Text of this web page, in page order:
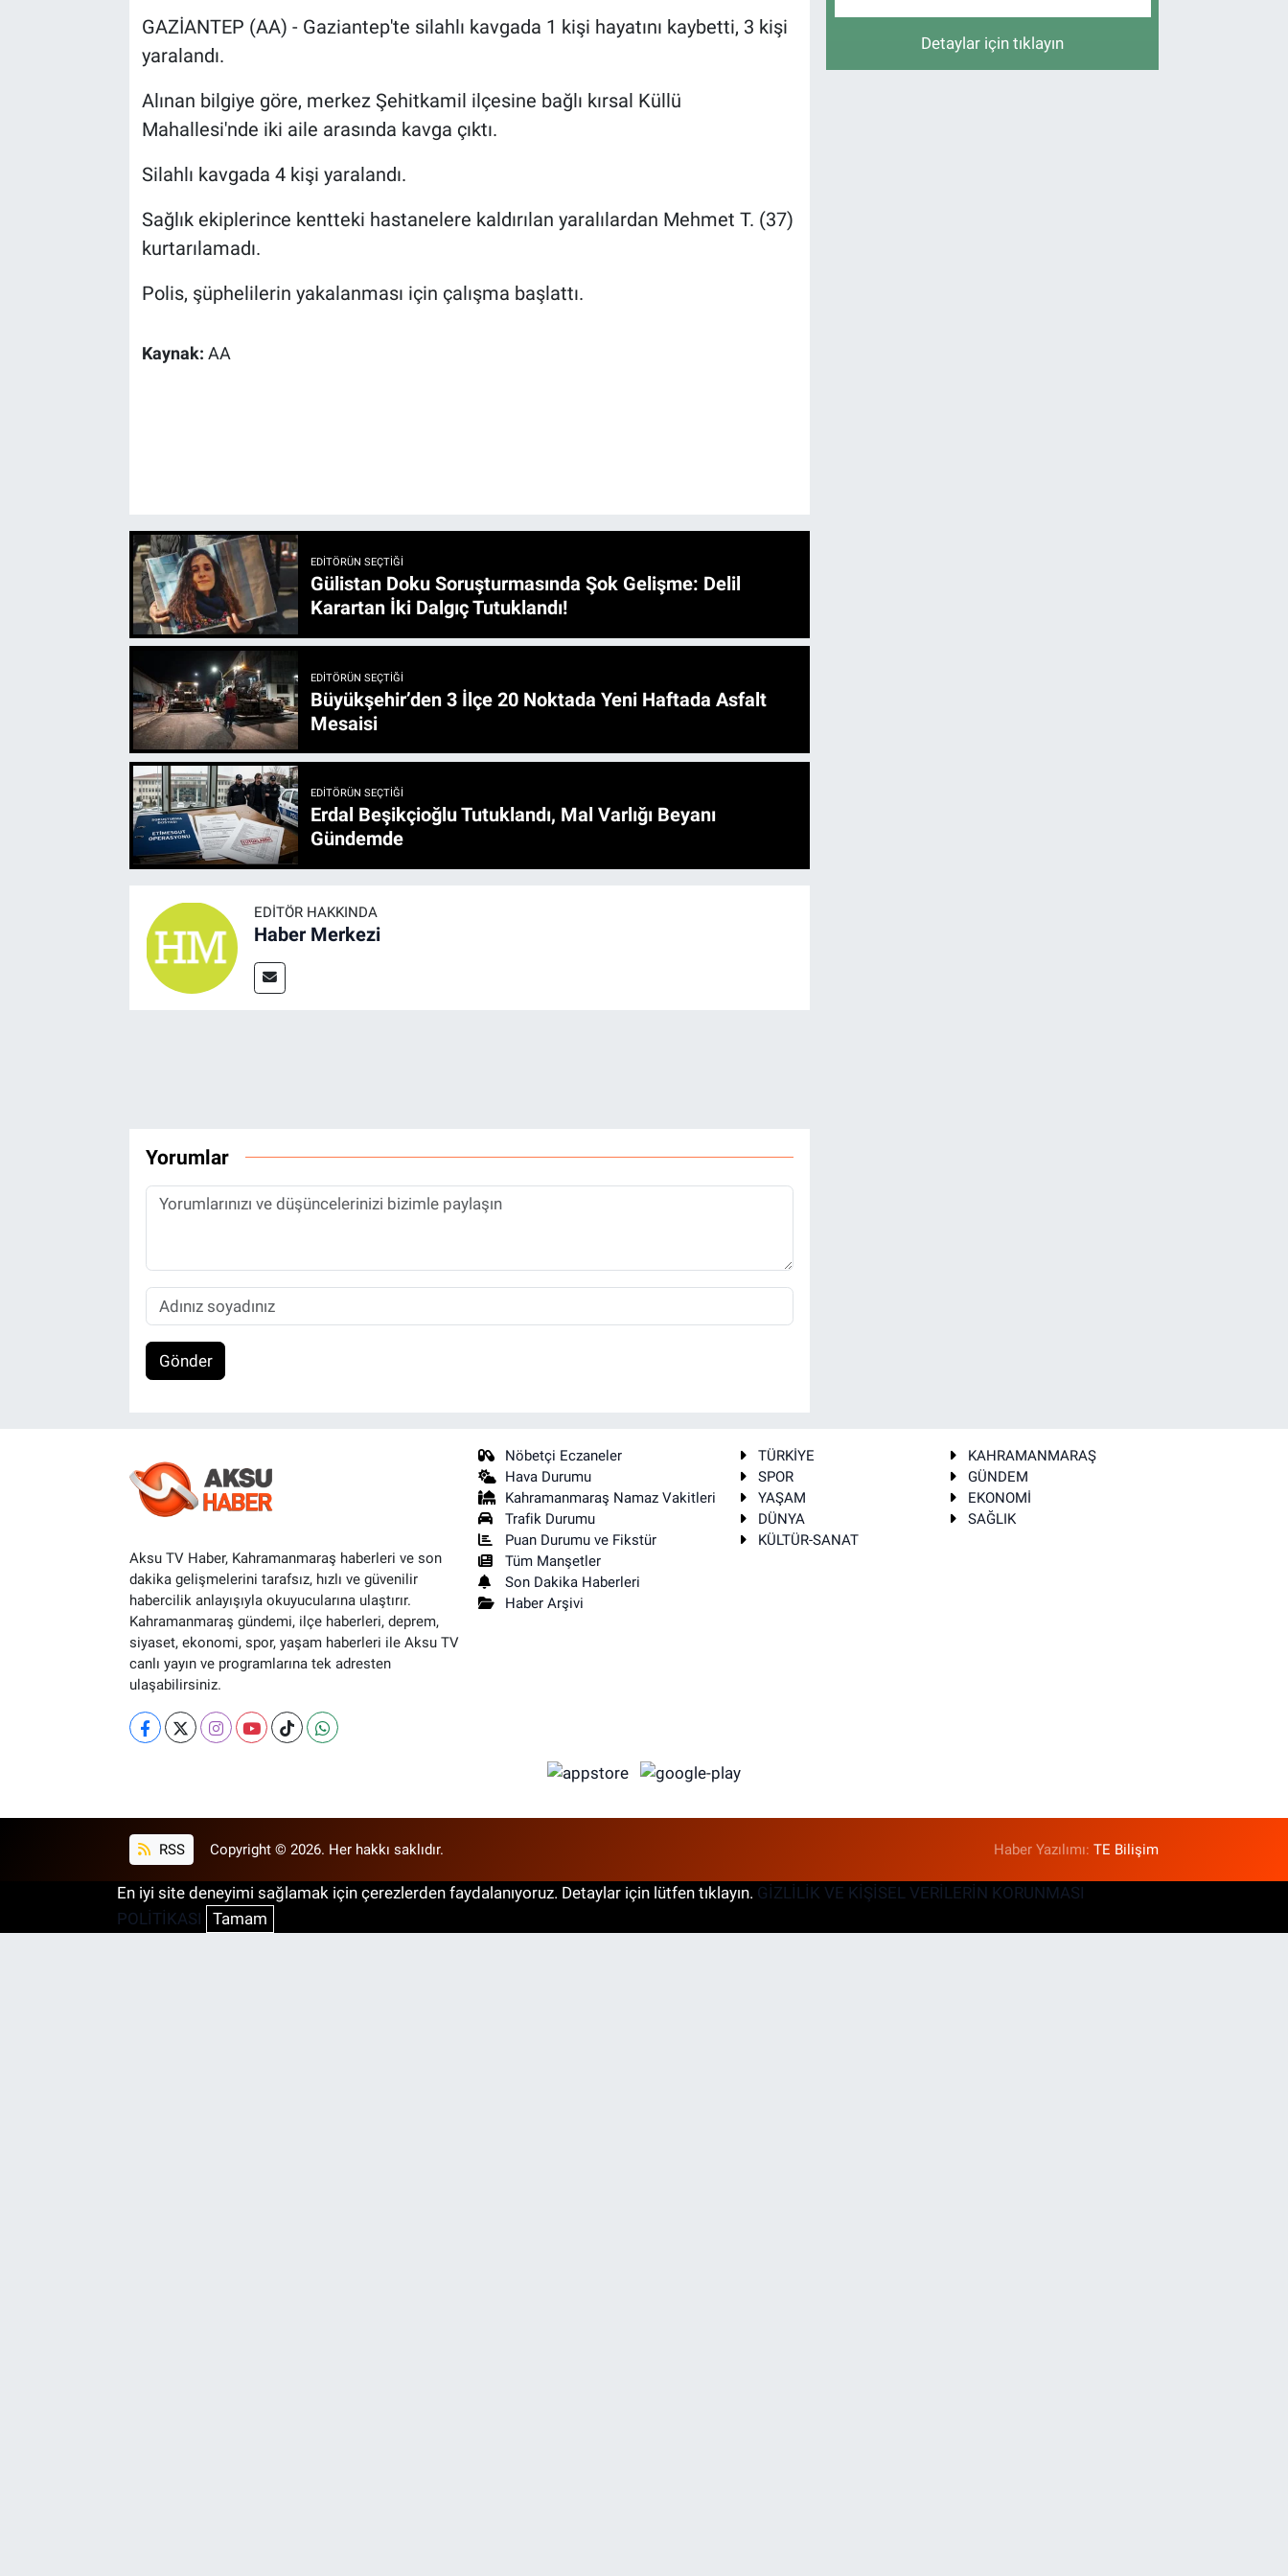
GAZİANTEP (AA) - Gaziantep'te silahlı kavgada 1 kişi hayatını kaybetti, 3 kişi
yaralandı.
Alınan bilgiye göre, merkez Şehitkamil ilçesine bağlı kırsal Küllü
Mahallesi'nde iki aile arasında kavga çıktı.
Silahlı kavgada 4 kişi yaralandı.
Sağlık ekiplerince kentteki hastanelere kaldırılan yaralılardan Mehmet T. (37)
kurtarılamadı.
Polis, şüphelilerin yakalanması için çalışma başlattı.
Kaynak: AA
EDITÖRÜN SEÇTIĞI
Gülistan Doku Soruşturmasında Şok Gelişme: Delil
Karartan İki Dalgıç Tutuklandı!
EDITÖRÜN SEÇTIĞI
Büyükşehir’den 3 İlçe 20 Noktada Yeni Haftada Asfalt
Mesaisi
EDITÖRÜN SEÇTIĞI
Erdal Beşikçioğlu Tutuklandı, Mal Varlığı Beyanı
Gündemde
EDITÖR HAKKINDA
Haber Merkezi
Yorumlar
Gönder
Detaylar için tıklayın
Aksu TV Haber, Kahramanmaraş haberleri ve son
dakika gelişmelerini tarafsız, hızlı ve güvenilir
habercilik anlayışıyla okuyucularına ulaştırır.
Kahramanmaraş gündemi, ilçe haberleri, deprem,
siyaset, ekonomi, spor, yaşam haberleri ile Aksu TV
canlı yayın ve programlarına tek adresten
ulaşabilirsiniz.
Nöbetçi Eczaneler
Hava Durumu
Kahramanmaraş Namaz Vakitleri
Trafik Durumu
Puan Durumu ve Fikstür
Tüm Manşetler
Son Dakika Haberleri
Haber Arşivi
TÜRKİYE
KAHRAMANMARAŞ
SPOR
GÜNDEM
YAŞAM
EKONOMİ
DÜNYA
SAĞLIK
KÜLTÜR-SANAT
RSS Copyright © 2026. Her hakkı saklıdır. Haber Yazılımı:TE Bilişim
En iyi site deneyimi sağlamak için çerezlerden faydalanıyoruz. Detaylar için lütfen tıklayın. GİZLİLİK VE KİŞİSEL VERİLERİN KORUNMASI
POLİTİKASI
Tamam